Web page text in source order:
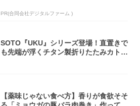
PR(合同会社デジタルファーム )
SOTO『UKU』シリーズ登場！直置きで
も先端が浮くチタン製折りたたみカトラ
【薬味じゃない食べ方】香りが食欲そそ